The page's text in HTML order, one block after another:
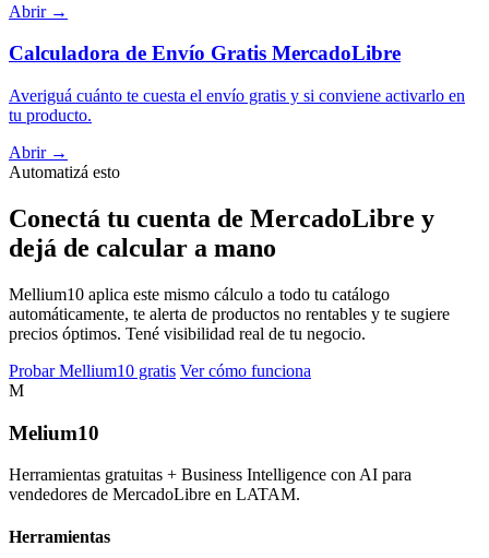
Abrir →
Calculadora de Envío Gratis MercadoLibre
Averiguá cuánto te cuesta el envío gratis y si conviene activarlo en
tu producto.
Abrir →
Automatizá esto
Conectá tu cuenta de MercadoLibre y
dejá de calcular a mano
Mellium10 aplica este mismo cálculo a todo tu catálogo
automáticamente, te alerta de productos no rentables y te sugiere
precios óptimos. Tené visibilidad real de tu negocio.
Probar Mellium10 gratis Ver cómo funciona
M
Melium10
Herramientas gratuitas + Business Intelligence con AI para
vendedores de MercadoLibre en LATAM.
Herramientas